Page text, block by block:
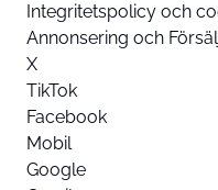
Integritetspolicy och
Annonsering och
X
TikTok
Facebook
Mobil
Google